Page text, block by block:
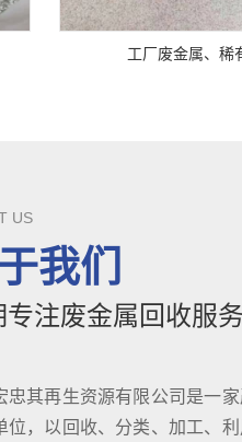
工厂废金属、稀
US
我们
专注废金属回收服务
忠其再生资源有限公司是一
位，以回收、分类、加工、